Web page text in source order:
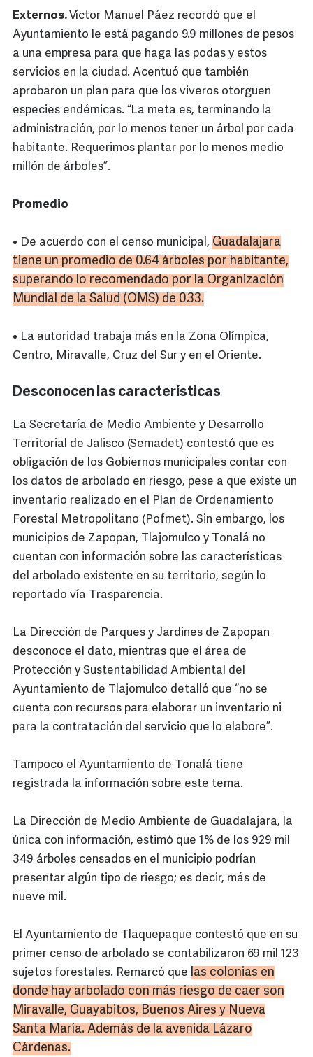
Externos.Víctor Manuel Páez recordó que el
Ayuntamiento le está pagando 9.9 millones de pesos
a una empresa para que haga las podas y estos
servicios en la ciudad. Acentuó que también
aprobaron un plan para que los viveros otorguen
especies endémicas. “La meta es, terminando la
administración, por lo menos tener un árbol por cada
habitante. Requerimos plantar por lo menos medio
millón de árboles”.
Promedio
• De acuerdo con el censo municipal, Guadalajara
tiene un promedio de 0.64 árboles por habitante,
superando lo recomendado por la Organización
Mundial de la Salud (OMS) de 0.33.
• La autoridad trabaja más en la Zona Olímpica,
Centro, Miravalle, Cruz del Sur y en el Oriente.
Desconocen las características
La Secretaría de Medio Ambiente y Desarrollo
Territorial de Jalisco (Semadet) contestó que es
obligación de los Gobiernos municipales contar con
los datos de arbolado en riesgo, pese a que existe un
inventario realizado en el Plan de Ordenamiento
Forestal Metropolitano (Pofmet). Sin embargo, los
municipios de Zapopan, Tlajomulco y Tonalá no
cuentan con información sobre las características
del arbolado existente en su territorio, según lo
reportado vía Trasparencia.
La Dirección de Parques y Jardines de Zapopan
desconoce el dato, mientras que el área de
Protección y Sustentabilidad Ambiental del
Ayuntamiento de Tlajomulco detalló que “no se
cuenta con recursos para elaborar un inventario ni
para la contratación del servicio que lo elabore”.
Tampoco el Ayuntamiento de Tonalá tiene
registrada la información sobre este tema.
La Dirección de Medio Ambiente de Guadalajara, la
única con información, estimó que 1% de los 929 mil
349 árboles censados en el municipio podrían
presentar algún tipo de riesgo; es decir, más de
nueve mil.
El Ayuntamiento de Tlaquepaque contestó que en su
primer censo de arbolado se contabilizaron 69 mil 123
sujetos forestales. Remarcó que las colonias en
donde hay arbolado con más riesgo de caer son
Miravalle, Guayabitos, Buenos Aires y Nueva
Santa María. Además de la avenida Lázaro
Cárdenas.